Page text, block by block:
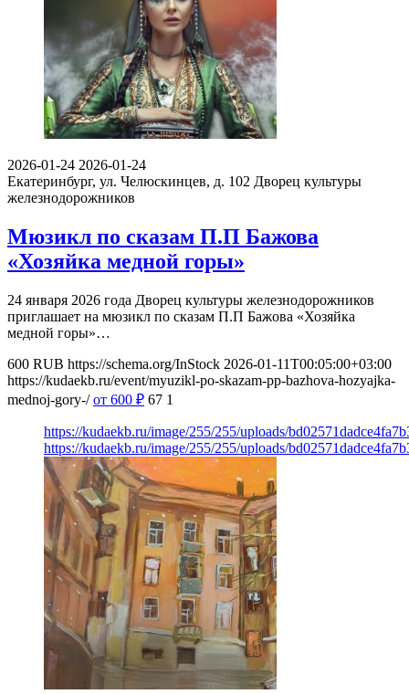
2026-01-24 2026-01-24
Екатеринбург, ул. Челюскинцев, д. 102 Дворец культуры
железнодорожников
Мюзикл по сказам П.П Бажова
«Хозяйка медной горы»
24 января 2026 года Дворец культуры железнодорожников
приглашает на мюзикл по сказам П.П Бажова «Хозяйка
медной горы»…
600 RUB https://schema.org/InStock 2026-01-11T00:05:00+03:00
https://kudaekb.ru/event/myuzikl-po-skazam-pp-bazhova-hozyajka-
mednoj-gory-/ от 600 ₽ 67 1
https://kudaekb.ru/image/255/255/uploads/
https://kudaekb.ru/image/255/255/uploads/